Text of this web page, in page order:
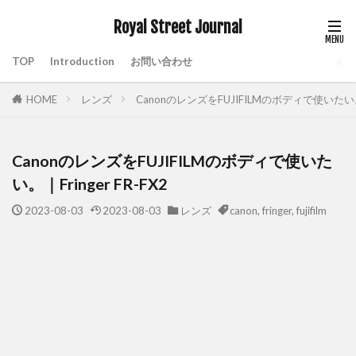
Royal Street Journal
TOP Introduction お問い合わせ
HOME レンズ CanonのレンズをFUJIFILMのボディで使いた
CanonのレンズをFUJIFILMのボディで使いた
い。｜Fringer FR-FX2
2023-08-03 2023-08-03 レンズ canon, fringer, fujifilm